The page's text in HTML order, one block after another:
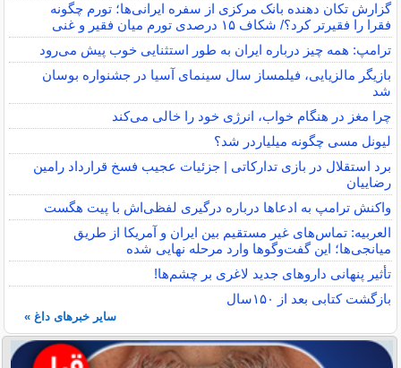
گزارش تکان‌ دهنده بانک مرکزی از سفره ایرانی‌ها؛ تورم چگونه
فقرا را فقیرتر کرد؟/ شکاف ۱۵ درصدی تورم میان فقیر و غنی
ترامپ: همه چیز درباره ایران به طور استثنایی خوب پیش می‌رود
بازیگر مالزیایی، فیلمساز سال سینمای آسیا در جشنواره بوسان
شد
چرا مغز در هنگام خواب، انرژی خود را خالی می‌کند
لیونل مسی چگونه میلیاردر شد؟
برد استقلال در بازی تدارکاتی | جزئیات عجیب فسخ قرارداد رامین
رضاییان
واکنش ترامپ به ادعاها درباره درگیری لفظی‌اش با پیت هگست
العربیه: تماس‌های غیر مستقیم بین ایران و آمریکا از طریق
میانجی‌ها؛ این گفت‌و‌گو‌ها وارد مرحله نهایی شده
تأثیر پنهانی داروهای جدید لاغری بر چشم‌ها!
بازگشت کتابی بعد از ۱۵۰سال
سایر خبرهای داغ »